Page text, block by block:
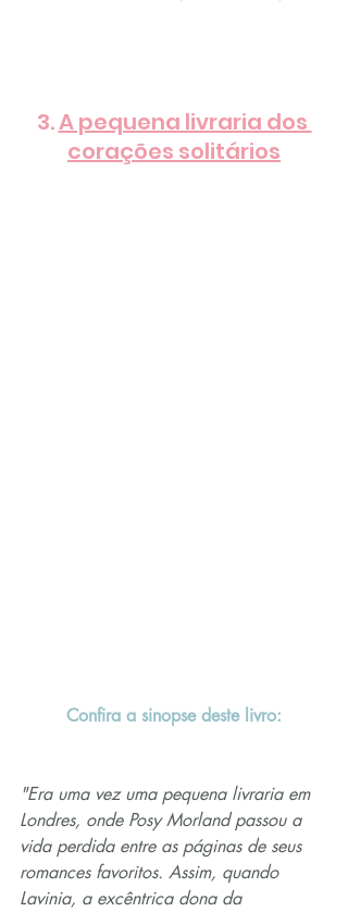
3. A pequena livraria dos
corações solitários
Confira a sinopse deste livro:
"Era uma vez uma pequena livraria em
Londres, onde Posy Morland passou a
vida perdida entre as páginas de seus
romances favoritos. Assim, quando
Lavinia, a excêntrica dona da